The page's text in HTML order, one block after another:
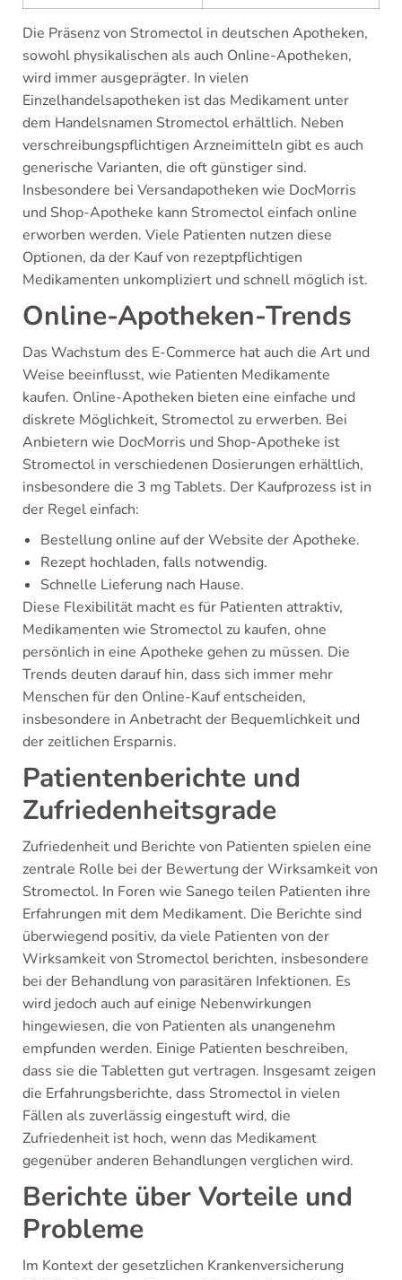
Die Präsenz von Stromectol in deutschen Apotheken,
sowohl physikalischen als auch Online-Apotheken,
wird immer ausgeprägter. In vielen
Einzelhandelsapotheken ist das Medikament unter
dem Handelsnamen Stromectol erhältlich. Neben
verschreibungspflichtigen Arzneimitteln gibt es auch
generische Varianten, die oft günstiger sind.
Insbesondere bei Versandapotheken wie DocMorris
und Shop-Apotheke kann Stromectol einfach online
erworben werden. Viele Patienten nutzen diese
Optionen, da der Kauf von rezeptpflichtigen
Medikamenten unkompliziert und schnell möglich ist.
Online-Apotheken-Trends
Das Wachstum des E-Commerce hat auch die Art und
Weise beeinflusst, wie Patienten Medikamente
kaufen. Online-Apotheken bieten eine einfache und
diskrete Möglichkeit, Stromectol zu erwerben. Bei
Anbietern wie DocMorris und Shop-Apotheke ist
Stromectol in verschiedenen Dosierungen erhältlich,
insbesondere die 3 mg Tablets. Der Kaufprozess ist in
der Regel einfach:
Bestellung online auf der Website der Apotheke.
Rezept hochladen, falls notwendig.
Schnelle Lieferung nach Hause.
Diese Flexibilität macht es für Patienten attraktiv,
Medikamenten wie Stromectol zu kaufen, ohne
persönlich in eine Apotheke gehen zu müssen. Die
Trends deuten darauf hin, dass sich immer mehr
Menschen für den Online-Kauf entscheiden,
insbesondere in Anbetracht der Bequemlichkeit und
der zeitlichen Ersparnis.
Patientenberichte und
Zufriedenheitsgrade
Zufriedenheit und Berichte von Patienten spielen eine
zentrale Rolle bei der Bewertung der Wirksamkeit von
Stromectol. In Foren wie Sanego teilen Patienten ihre
Erfahrungen mit dem Medikament. Die Berichte sind
überwiegend positiv, da viele Patienten von der
Wirksamkeit von Stromectol berichten, insbesondere
bei der Behandlung von parasitären Infektionen. Es
wird jedoch auch auf einige Nebenwirkungen
hingewiesen, die von Patienten als unangenehm
empfunden werden. Einige Patienten beschreiben,
dass sie die Tabletten gut vertragen. Insgesamt zeigen
die Erfahrungsberichte, dass Stromectol in vielen
Fällen als zuverlässig eingestuft wird, die
Zufriedenheit ist hoch, wenn das Medikament
gegenüber anderen Behandlungen verglichen wird.
Berichte über Vorteile und
Probleme
Im Kontext der gesetzlichen Krankenversicherung